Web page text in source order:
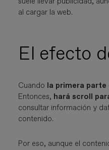
al cargar la web.
El efecto
Cuando la primera parte
Entonces, hará scroll
consultar información y
contenido.
Por eso, aunque el